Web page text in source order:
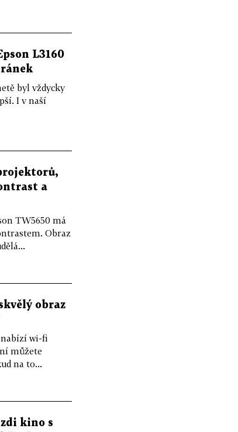
L3160
byl vždycky
I v naší
a
TW5650 má
Obraz
obraz
wi-fi
můžete
na to...
kino s